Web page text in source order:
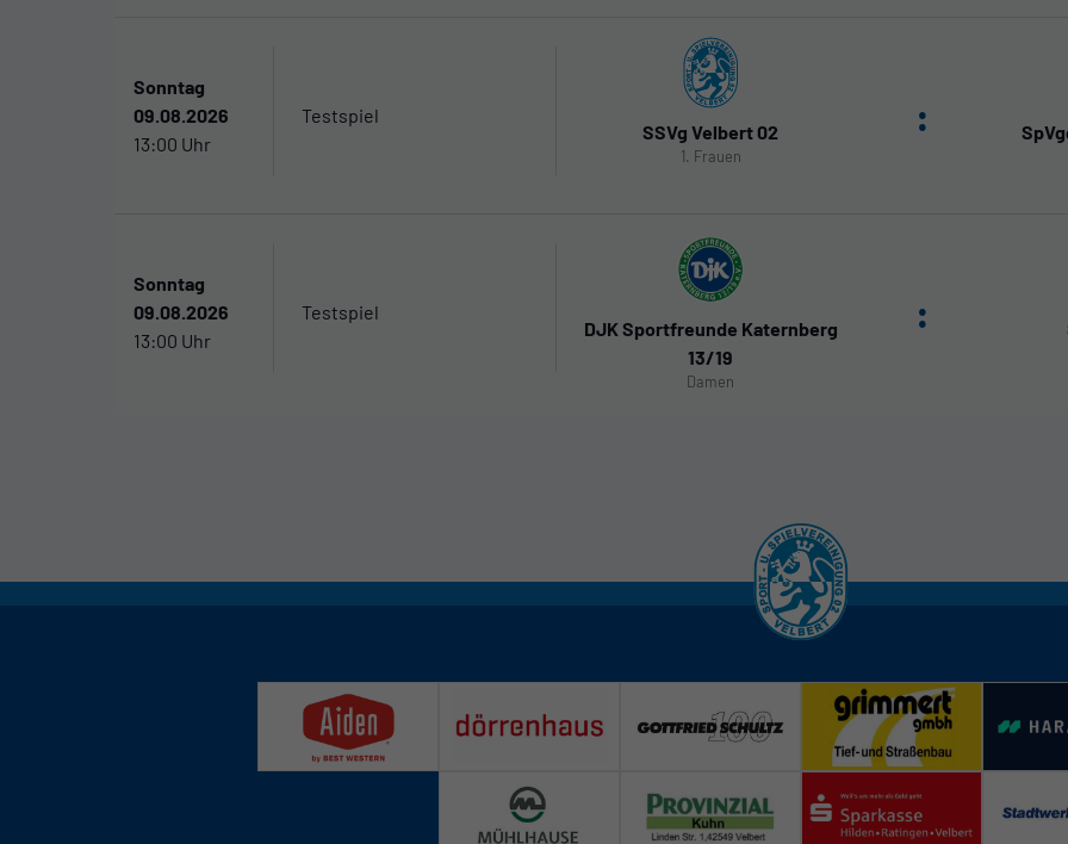
Sonntag
09.08.2026
13:00 Uhr
Testspiel
SSVg Velbert 02
1. Frauen
:
Sonntag
09.08.2026
13:00 Uhr
Testspiel
DJK Sportfreunde Katernberg
13/19
Damen
: